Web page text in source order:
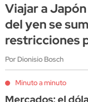
Viajar a
del yen se
restricciones
Por Dionisio Bosch
Minuto a minuto